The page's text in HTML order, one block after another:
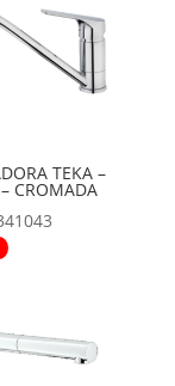
TEKA –
CROMADA